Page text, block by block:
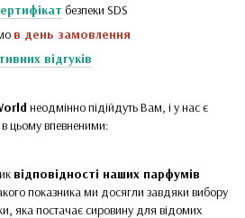
безпеки SDS
в день замовлення
відгуків
неодмінно підійдуть Вам, і у нас є
в цьому впевненими:
відповідності наших парфумів
показника ми досягли завдяки вибору
яка постачає сировину для відомих